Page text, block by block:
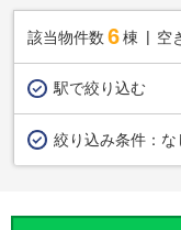
該当物件数 6棟 空
駅で絞り込む
絞り込み条件： な